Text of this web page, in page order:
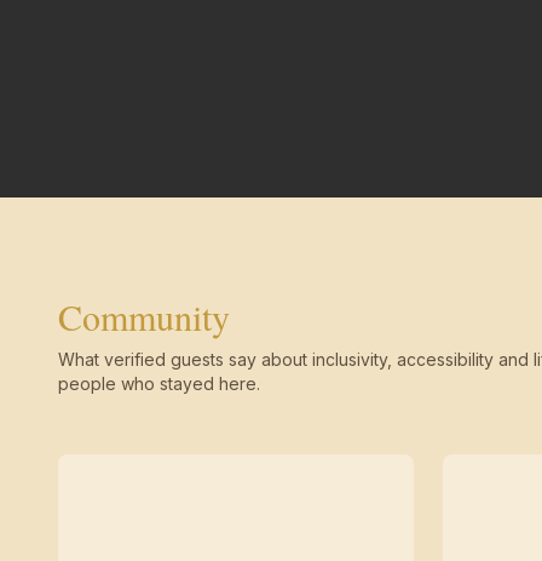
Community
What verified guests say about inclusivity, accessibility and
people who stayed here.